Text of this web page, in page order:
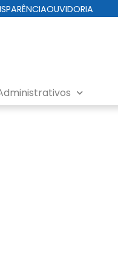
OUVIDORIA